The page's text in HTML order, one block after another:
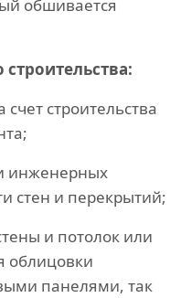
обшивается
строительства
инженерных
стен и перекрытий;
и потолок или
облицовки
панелями, так